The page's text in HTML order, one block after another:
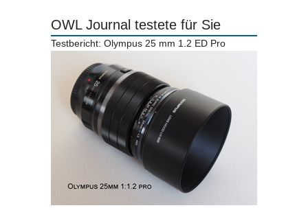
OWL Journal testete für Sie
Testbericht: Olympus 25 mm 1.2 ED Pro